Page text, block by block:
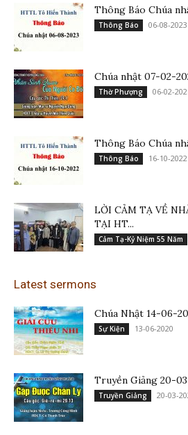
Thông Báo Chúa
Thông Báo 06-08-2023
Chúa nhật 07-02-
Thờ Phượng 06-02-
Thông Báo Chúa
Thông Báo 16-10-2022
LỜI CẢM TẠ VỀ
TẠI HT...
Cảm Tạ-Kỷ Niệm 55 Năm
Latest sermons
Chúa Nhật 14-06-
Sự Kiện 13-06-2020
Truyền Giảng 20-
Truyền Giảng 20-03-